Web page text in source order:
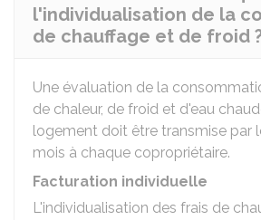
l'individualisation de la
de chauffage et de froid
Une évaluation de la
de chaleur, de froid et d'eau
logement doit être transmise par
mois à chaque copropriétaire.
Facturation individuelle
L'individualisation des frais de